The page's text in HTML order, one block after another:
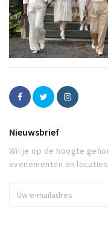
Nieuwsbrief
Wil je op de hoogte
evenementen en